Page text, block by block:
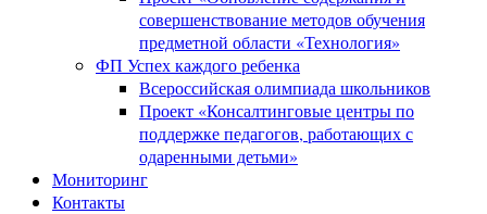
совершенствование методов обучения
предметной области «Технология»
ФП Успех каждого ребенка
Всероссийская олимпиада школьников
Проект «Консалтинговые центры по
поддержке педагогов, работающих с
одаренными детьми»
Мониторинг
Контакты